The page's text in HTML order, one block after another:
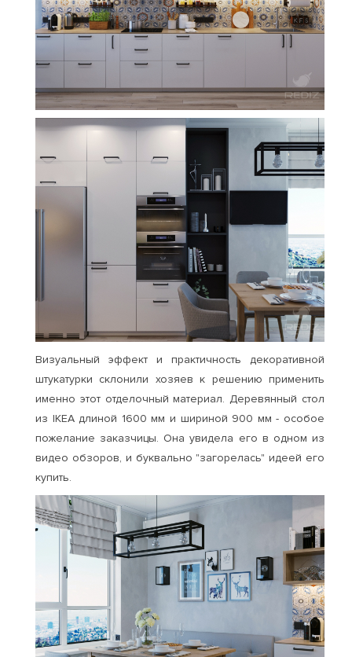
Визуальный эффект и практичность декоративной
штукатурки склонили хозяев к решению применить
именно этот отделочный материал. Деревянный стол
из IKEA длиной 1600 мм и шириной 900 мм - особое
пожелание заказчицы. Она увидела его в одном из
видео обзоров, и буквально "загорелась" идеей его
купить.